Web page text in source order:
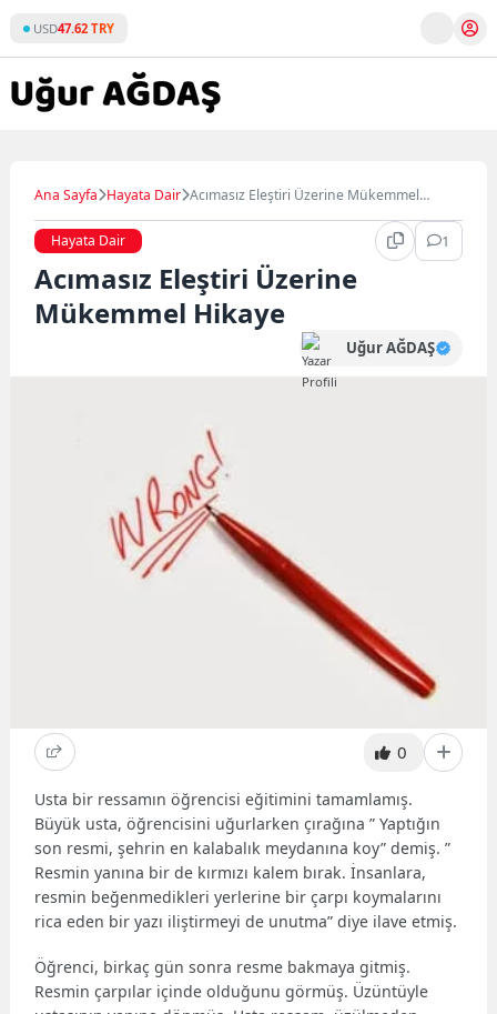
content
USD47.62 TRY
Ana Sayfa Hayata Dair Acımasız Eleştiri Üzerine Mükemmel
Hayata Dair
1
Acımasız Eleştiri Üzerine
Mükemmel Hikaye
Uğur AĞDAŞ
0
Usta bir ressamın öğrencisi eğitimini tamamlamış.
Büyük usta, öğrencisini uğurlarken çırağına ” Yaptığın
son resmi, şehrin en kalabalık meydanına koy” demiş. ”
Resmin yanına bir de kırmızı kalem bırak. İnsanlara,
resmin beğenmedikleri yerlerine bir çarpı koymalarını
rica eden bir yazı iliştirmeyi de unutma” diye ilave etmiş.
Öğrenci, birkaç gün sonra resme bakmaya gitmiş.
Resmin çarpılar içinde olduğunu görmüş. Üzüntüyle